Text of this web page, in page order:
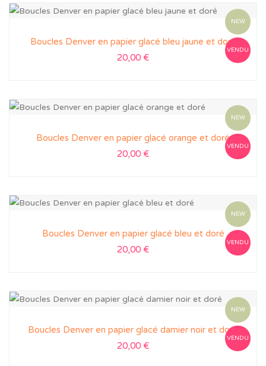
NEW
VENDU
Boucles Denver en papier glacé bleu jaune et doré
20,00 €
NEW
VENDU
Boucles Denver en papier glacé orange et doré
20,00 €
NEW
VENDU
Boucles Denver en papier glacé bleu et doré
20,00 €
NEW
VENDU
Boucles Denver en papier glacé damier noir et doré
20,00 €